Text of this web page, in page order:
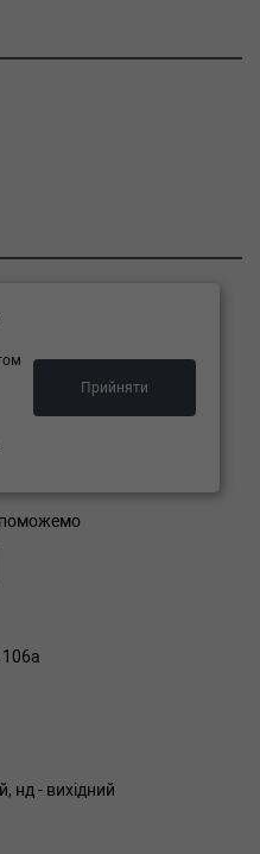
або Вам потрібна
нд - вихідний
Прийняти